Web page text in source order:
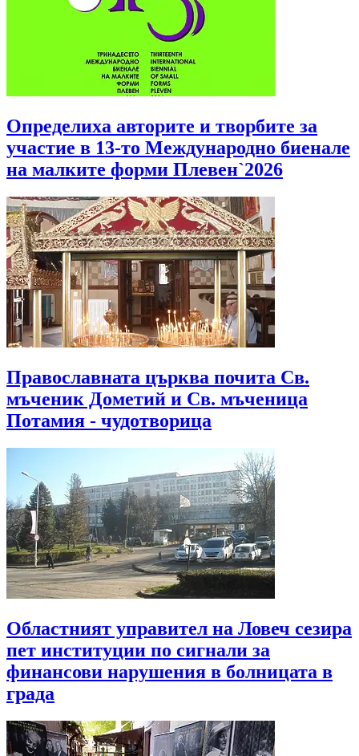
Определиха авторите и творбите за
участие в 13-то Международно биенале
на малките форми Плевен`2026
Православната църква почита Св.
мъченик Дометий и Св. мъченица
Потамия - чудотворица
Областният управител на Ловеч сезира
пет институции по сигнали за
финансови нарушения в болницата в
града